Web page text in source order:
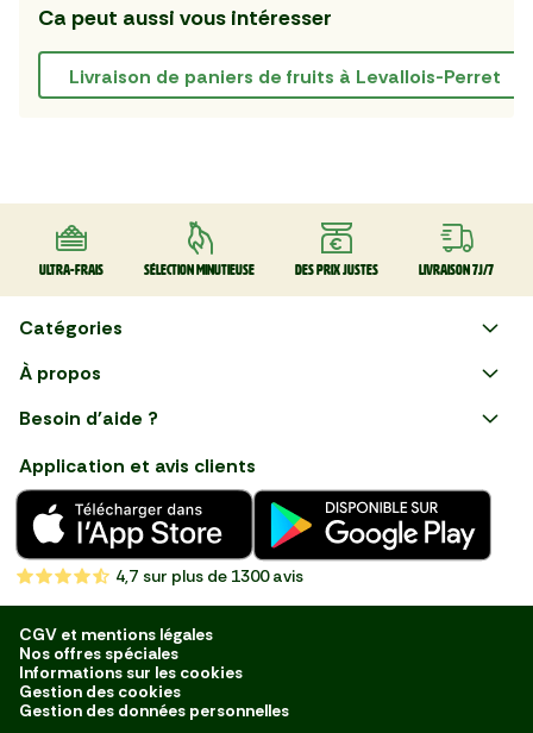
Ca peut aussi vous intéresser
Livraison de paniers de fruits à Levallois-Perret
Ultra-frais Sélection minutieuse Des prix justes Livraison 7J/7
Catégories
Faire ses courses en ligne
Nouveautés
Fruits
Légumes
Boucherie
Charcuterie
Poissonnerie
Fromagerie
À propos
et savoir-faire français en
choisissant notre service de
livraison de produits frais et
de qualité, livrés directement
chez vous. Une expérience
de courses en ligne pensée
pour vous.
Besoin d'aide ?
Application et avis clients
4,7 sur plus de 1300 avis
CGV et mentions légales
Nos offres spéciales
Informations sur les cookies
Gestion des cookies
Gestion des données personnelles